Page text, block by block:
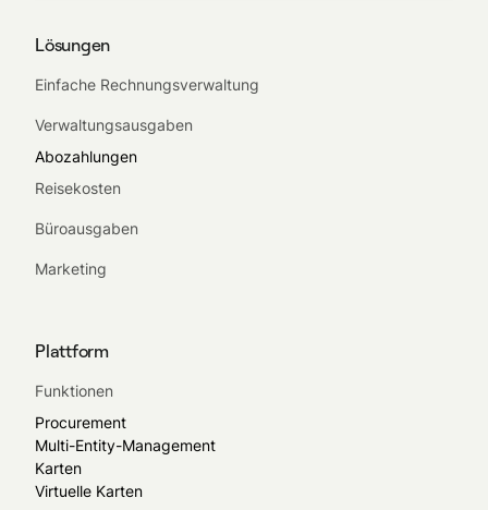
Lösungen
Einfache Rechnungsverwaltung
Verwaltungsausgaben
Abozahlungen
Reisekosten
Büroausgaben
Marketing
Plattform
Funktionen
Procurement
Multi-Entity-Management
Karten
Virtuelle Karten